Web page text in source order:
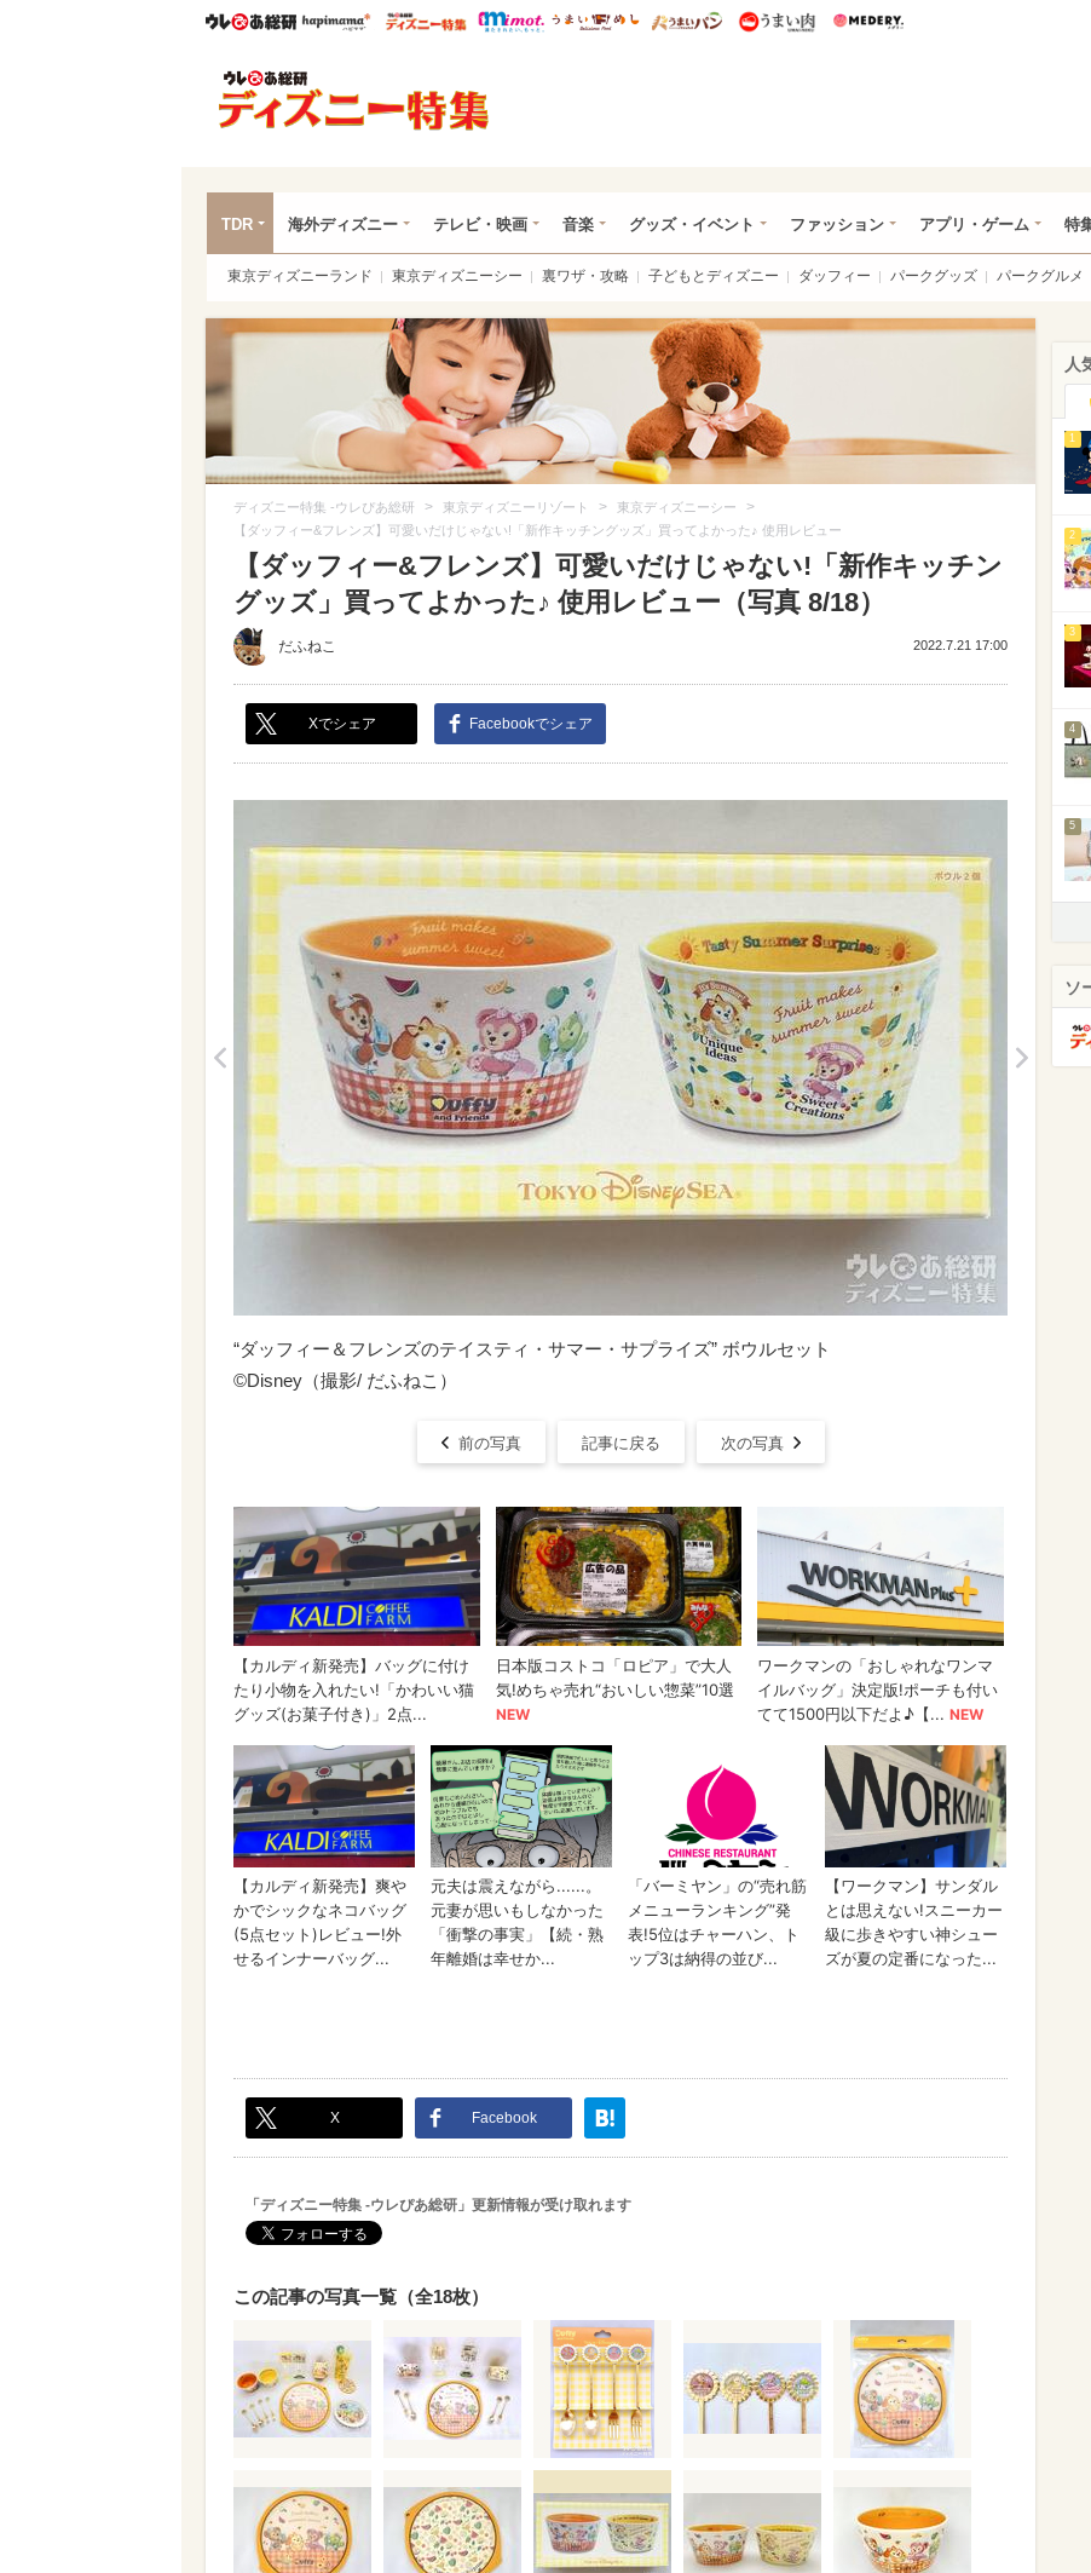
ウレぴあ総研ハピママ* ウレぴあ総研 ディズニー特集
mimot. うまいめし うまいパン うまい肉
TDR 海外ディズニー テレビ・映画 音楽 グッズ・イベント ファッション アプリ・ゲーム 特
東京ディズニーランド 東京ディズニーシー 裏ワザ・攻略 子どもとディズニー ダッフィー パークグッズ パークグルメ
ディズニー特集 -ウレぴあ総研 > 東京ディズニーリゾート > 東京ディズニーシー >
【ダッフィー&フレンズ】可愛いだけじゃない!「新作キッチングッズ」買ってよかった♪ 使用レビュー
【ダッフィー&フレンズ】可愛いだけじゃない!「新作キッチン
グッズ」買ってよかった♪ 使用レビュー（写真 8/18）
だふねこ 2022.7.21 17:00
Xでシェア Facebookでシェア
>
“ダッフィー＆フレンズのテイスティ・サマー・サプライズ” ボウルセット
©Disney（撮影/ だふねこ）
前の写真 記事に戻る 次の写真
X Facebook
「ディズニー特集 -ウレぴあ総研」更新情報が受け取れます
この記事の写真一覧（全18枚）
人
1
2
3
4
5
ソ